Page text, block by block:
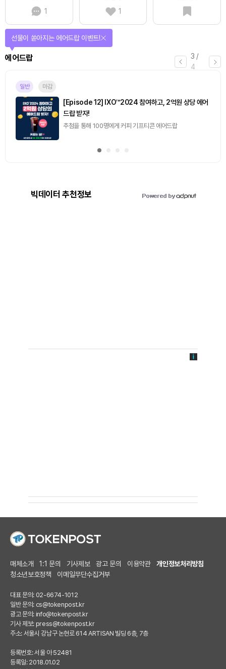
1
1
3 /
4
에어드랍
선물이 쏟아지는 에어드랍 이벤트!
일반 마감
[Episode 12] IXO™2024 참여하고, 2억원 상당 에어
드랍 받자!
추첨을 통해 100명에게 커피 기프티콘 에어드랍
빅데이터 추천정보
매체소개 1:1 문의 기사제보 광고 문의 이용약관
개인정보처리방침
청소년보호정책
이메일무단수집거부
대표 문의: 02-6674-1012
일반 문의: cs@tokenpost.kr
광고 문의: info@tokenpost.kr
기사 제보: press@tokenpost.kr
주소: 서울시 강남구 논현로 614 ARTISAN 빌딩 6층, 7층
등록번호: 서울 아 52481
등록일: 2018.01.02